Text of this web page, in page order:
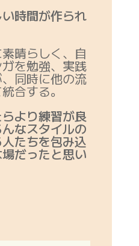
時間が作られ
晴らしく、自
を勉強、実践
同時に他の流
合する。
より練習が良
なスタイルの
たちを包み込
だったと思い